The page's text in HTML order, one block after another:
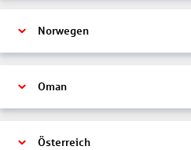
Norwegen
Oman
Österreich